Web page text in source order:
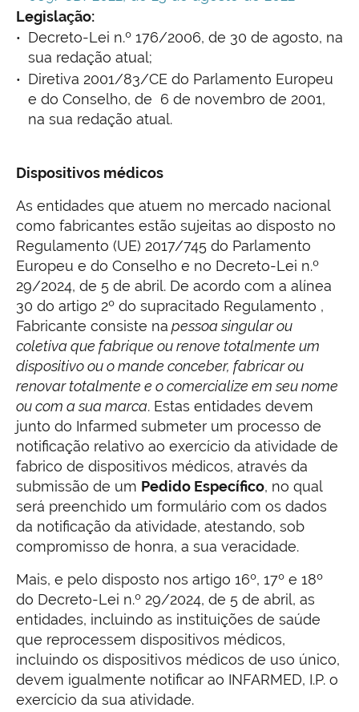
Legislação:
Decreto-Lei n.º 176/2006, de 30 de agosto, na
sua redação atual;
Diretiva 2001/83/CE do Parlamento Europeu
e do Conselho, de 6 de novembro de 2001,
na sua redação atual.
Dispositivos médicos
As entidades que atuem no mercado nacional
como fabricantes estão sujeitas ao disposto no
Regulamento (UE) 2017/745 do Parlamento
Europeu e do Conselho e no Decreto-Lei n.º
29/2024, de 5 de abril. De acordo com a alínea
30 do artigo 2º do supracitado Regulamento ,
Fabricante consiste na pessoa singular ou
coletiva que fabrique ou renove totalmente um
dispositivo ou o mande conceber, fabricar ou
renovar totalmente e o comercialize em seu nome
ou com a sua marca. Estas entidades devem
junto do Infarmed submeter um processo de
notificação relativo ao exercício da atividade de
fabrico de dispositivos médicos, através da
submissão de um Pedido Específico, no qual
será preenchido um formulário com os dados
da notificação da atividade, atestando, sob
compromisso de honra, a sua veracidade.
Mais, e pelo disposto nos artigo 16º, 17º e 18º
do Decreto-Lei n.º 29/2024, de 5 de abril, as
entidades, incluindo as instituições de saúde
que reprocessem dispositivos médicos,
incluindo os dispositivos médicos de uso único,
devem igualmente notificar ao INFARMED, I.P. o
exercício da sua atividade.